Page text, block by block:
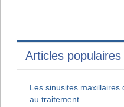
Articles populaires
Les sinusites
au traitement